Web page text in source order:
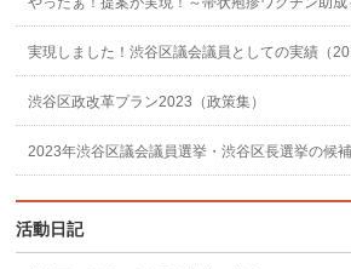
実現しました！渋谷区議会議員としての実績（
渋谷区政改革プラン2023（政策集）
2023年渋谷区議会議員選挙・渋谷区長選挙の候
活動日記